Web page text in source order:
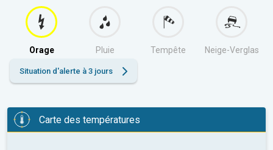
Orage Pluie Tempête Neige-Verglas
Situation d'alerte à 3 jours
Carte des températures